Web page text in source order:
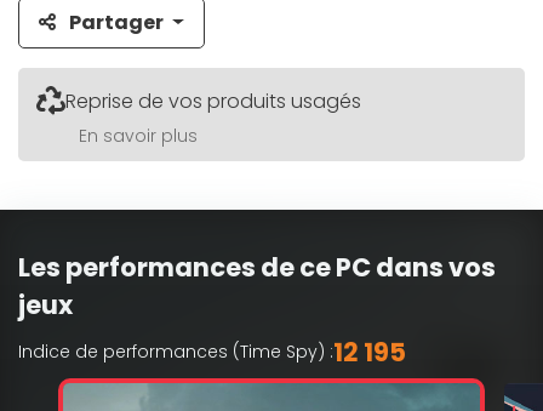
Partager
Reprise de vos produits usagés
En savoir plus
Les performances de ce PC dans vos
jeux
Indice de performances (Time Spy) :12 195